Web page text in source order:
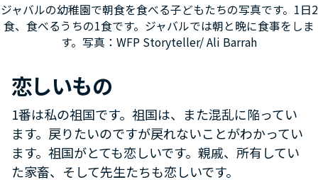
ジャバルの幼稚園で朝食を食べる子どもたちの写真です。1日2
食、食べるうちの1食です。ジャバルでは朝と晩に食事をしま
す。写真：WFP Storyteller/ Ali Barrah
恋しいもの
1番は私の祖国です。祖国は、また混乱に陥ってい
ます。戻りたいのですが戻れないことがわかってい
ます。祖国がとても恋しいです。親戚、所有してい
た家畜、そして先生たちも恋しいです。